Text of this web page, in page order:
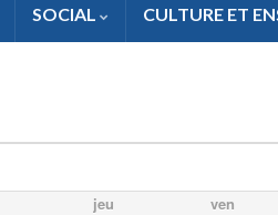
SOCIAL CULTURE ET
jeu ven